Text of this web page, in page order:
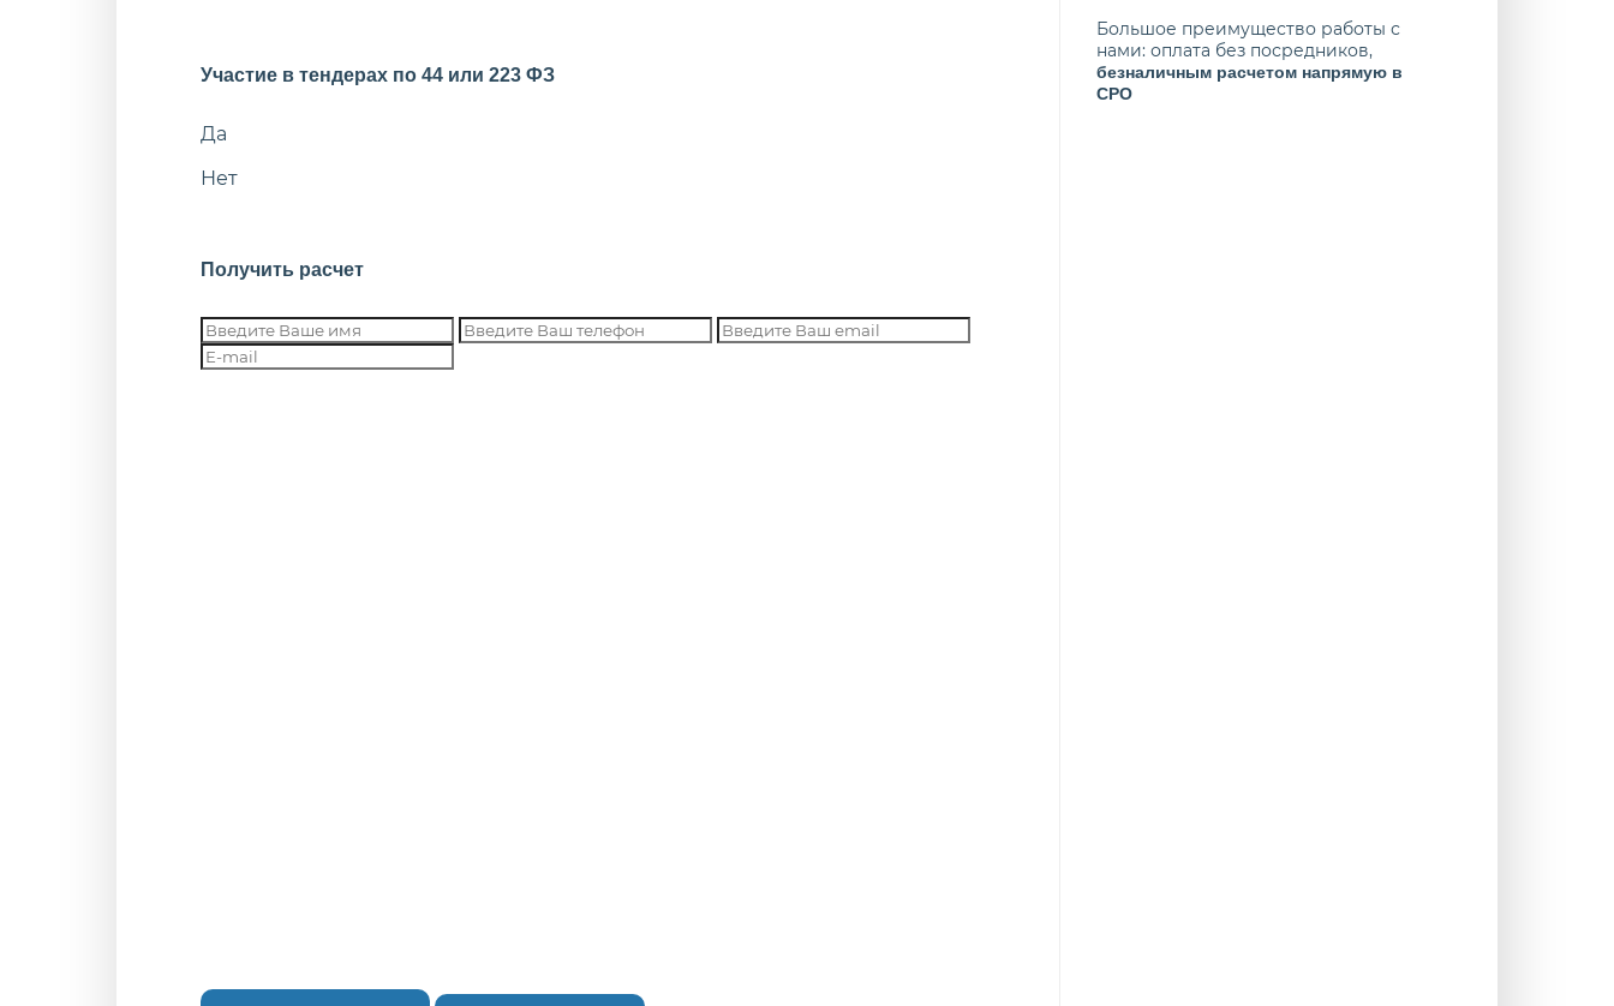
Участие в тендерах по 44 или 223 ФЗ
Да
Нет
Получить расчет
Большое преимущество работы с
нами: оплата без посредников,
безналичным расчетом напрямую в
СРО